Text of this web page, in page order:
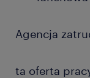
Agencja
ta oferta